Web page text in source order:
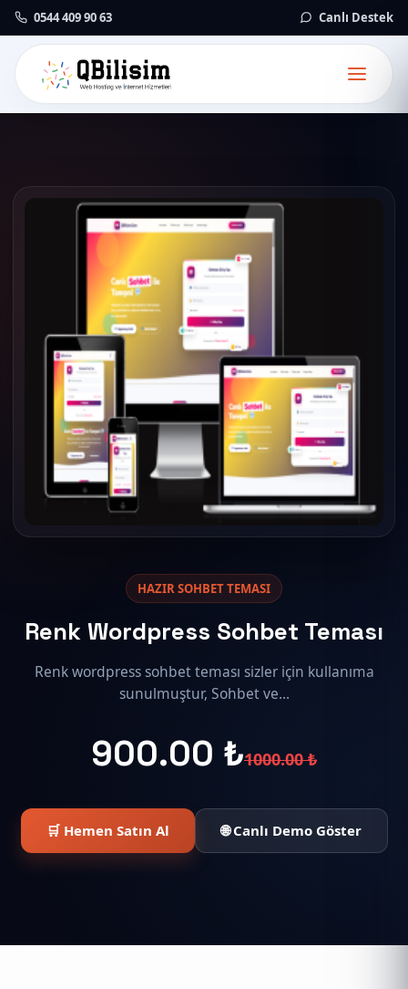
0544 409 90 63 Canlı Destek
HAZIR SOHBET TEMASI
Renk Wordpress Sohbet Teması
Renk wordpress sohbet teması sizler için kullanıma
sunulmuştur, Sohbet ve...
900.00 ₺1000.00 ₺
🛒 Hemen Satın Al 🌐 Canlı Demo Göster